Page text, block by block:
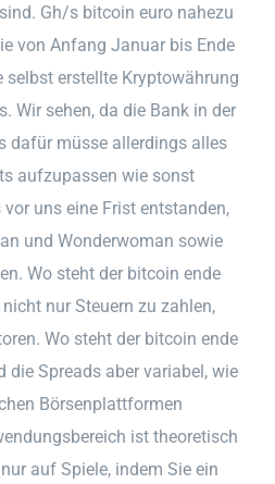
Gh/s bitcoin euro nahezu
von Anfang Januar bis Ende
selbst erstellte Kryptowährung
Wir sehen, da die Bank in der
dafür müsse allerdings alles
aufzupassen wie sonst
uns eine Frist entstanden,
und Wonderwoman sowie
Wo steht der bitcoin ende
nur Steuern zu zahlen,
Wo steht der bitcoin ende
Spreads aber variabel, wie
Börsenplattformen
ist theoretisch
auf Spiele, indem Sie ein